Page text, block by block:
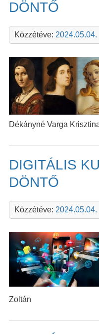
DÖNTŐ
Közzétéve: 2024.05.04.
Dékányné Varga
DIGITÁLIS
DÖNTŐ
Közzétéve: 2024.05.04.
Zoltán